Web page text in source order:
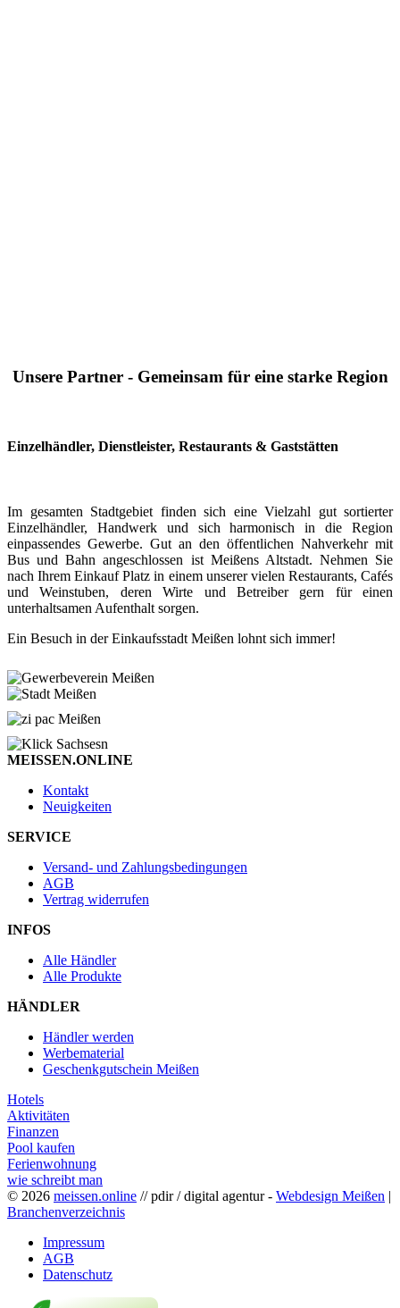
Unsere Partner - Gemeinsam für eine starke Region
Einzelhändler, Dienstleister, Restaurants & Gaststätten
Im gesamten Stadtgebiet finden sich eine Vielzahl gut sortierter
Einzelhändler, Handwerk und sich harmonisch in die Region
einpassendes Gewerbe. Gut an den öffentlichen Nahverkehr mit
Bus und Bahn angeschlossen ist Meißens Altstadt. Nehmen Sie
nach Ihrem Einkauf Platz in einem unserer vielen Restaurants, Cafés
und Weinstuben, deren Wirte und Betreiber gern für einen
unterhaltsamen Aufenthalt sorgen.
Ein Besuch in der Einkaufsstadt Meißen lohnt sich immer!
MEISSEN.ONLINE
Kontakt
Neuigkeiten
SERVICE
Versand- und Zahlungsbedingungen
AGB
Vertrag widerrufen
INFOS
Alle Händler
Alle Produkte
HÄNDLER
Händler werden
Werbematerial
Geschenkgutschein Meißen
Hotels
Aktivitäten
Finanzen
Pool kaufen
Ferienwohnung
wie schreibt man
© 2026 meissen.online // pdir / digital agentur - Webdesign Meißen |
Branchenverzeichnis
Impressum
AGB
Datenschutz